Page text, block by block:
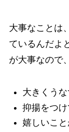
大事なことは
ているんだよ
が大事なので
大きくうな
抑揚をつ
嬉しいこ